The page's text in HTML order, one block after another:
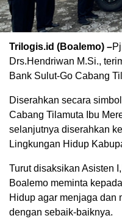
Trilogis.id (Boalemo) –
Drs.Hendriwan M.Si.,
Bank Sulut-Go Cabang
Diserahkan secara
Cabang Tilamuta Ibu
selanjutnya diserahkan
Lingkungan Hidup
Turut disaksikan Asisten
Boalemo meminta
Hidup agar menjaga dan
dengan sebaik-baiknya.